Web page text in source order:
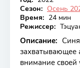
Сезон: Осень
Время: 24 мин
Режиссер:
Описание:
захватывающее
внимание